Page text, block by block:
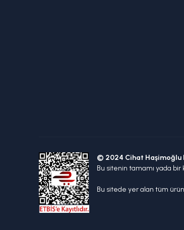
© 2024 Cihat Haşimoğlu
Bu sitenin tamamı yada bir
Bu sitede yer alan tüm